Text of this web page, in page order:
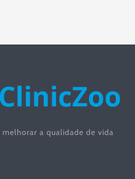
a qualidade de vida